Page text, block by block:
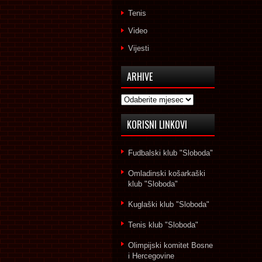
Tenis
Video
Vijesti
ARHIVE
Arhive
KORISNI LINKOVI
Fudbalski klub "Sloboda"
Omladinski košarkaški
klub "Sloboda"
Kuglaški klub "Sloboda"
Tenis klub "Sloboda"
Olimpijski komitet Bosne
i Hercegovine